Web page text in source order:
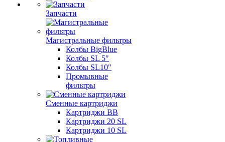
Запчасти
Магистральные фильтры
Колбы BigBlue
Колбы SL 5"
Колбы SL10"
Промывные
фильтры
Сменные картриджи
Картриджи BB
Картриджи 20 SL
Картриджи 10 SL